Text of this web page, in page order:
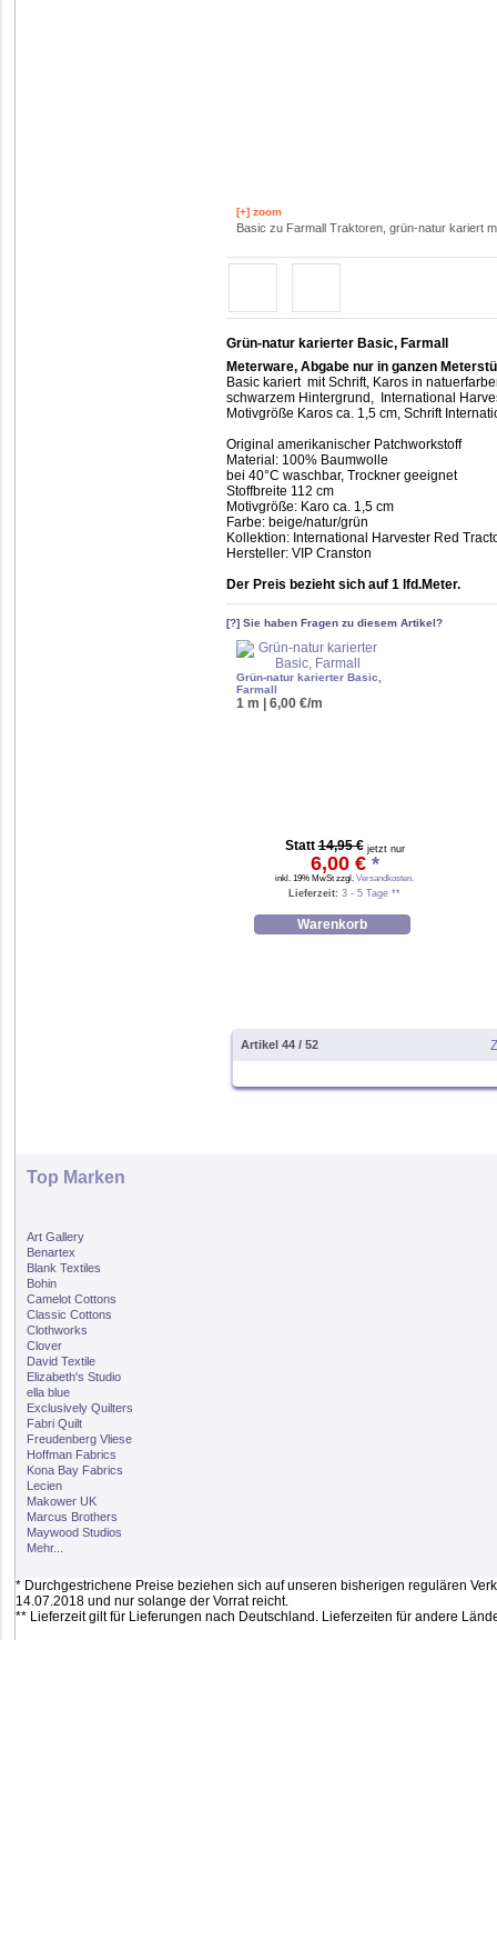
[+] zoom
Basic zu Farmall Traktoren, grün-natur kariert
Grün-natur karierter Basic, Farmall
Meterware, Abgabe nur in ganzen
Basic kariert mit Schrift, Karos in
schwarzem Hintergrund, International
Motivgröße Karos ca. 1,5 cm, Schrift
Original amerikanischer Patchworkstoff
Material: 100% Baumwolle
bei 40°C waschbar, Trockner geeignet
Stoffbreite 112 cm
Motivgröße: Karo ca. 1,5 cm
Farbe: beige/natur/grün
Kollektion: International Harvester Red
Hersteller: VIP Cranston
Der Preis bezieht sich auf 1 lfd.Meter.
[?] Sie haben Fragen zu diesem Artikel?
Grün-natur karierter Basic,
Farmall
1 m | 6,00 €/m
Statt14,95 € jetzt nur
6,00 € *
inkl. 19% MwSt zzgl. Versandkosten.
Lieferzeit: 3 - 5 Tage **
Artikel 44 / 52
Top Marken
Art Gallery
Benartex
Blank Textiles
Bohin
Camelot Cottons
Classic Cottons
Clothworks
Clover
David Textile
Elizabeth's Studio
ella blue
Exclusively Quilters
Fabri Quilt
Freudenberg Vliese
Hoffman Fabrics
Kona Bay Fabrics
Lecien
Makower UK
Marcus Brothers
Maywood Studios
Mehr...
* Durchgestrichene Preise beziehen sich auf unseren bisherigen regulären
14.07.2018 und nur solange der Vorrat reicht.
** Lieferzeit gilt für Lieferungen nach Deutschland. Lieferzeiten für andere